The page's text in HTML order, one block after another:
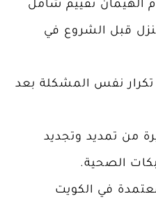
الهيمان تقييم شامل
قبل الشروع في
تكرار نفس المشكلة بعد
من تمديد وتجديد
الصحية.
في الكويت